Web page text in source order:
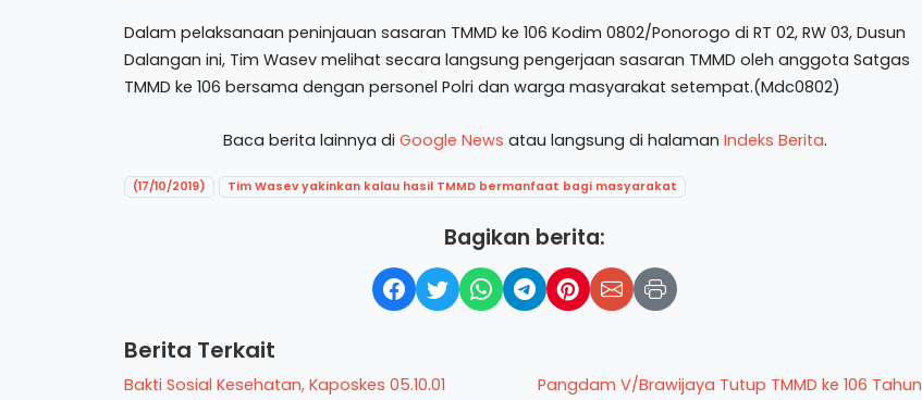
Dalam pelaksanaan peninjauan sasaran TMMD ke 106 Kodim 0802/Ponorogo di RT 02, RW 03, Dusun
Dalangan ini, Tim Wasev melihat secara langsung pengerjaan sasaran TMMD oleh anggota Satgas
TMMD ke 106 bersama dengan personel Polri dan warga masyarakat setempat.(Mdc0802)
Baca berita lainnya di Google News atau langsung di halaman Indeks Berita.
(17/10/2019) Tim Wasev yakinkan kalau hasil TMMD bermanfaat bagi masyarakat
Bagikan berita:
Berita Terkait
Bakti Sosial Kesehatan, Kaposkes 05.10.01
Pangdam V/Brawijaya Tutup TMMD ke 106 Tahun